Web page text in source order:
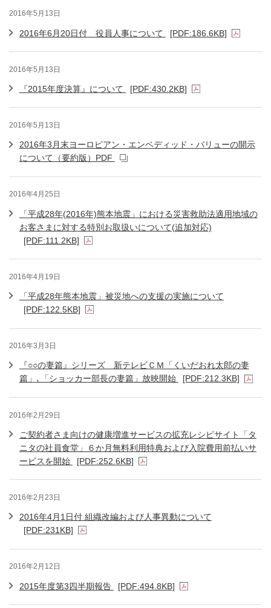
2016年5月13日
2016年6月20日付 役員人事について [PDF:186.6KB]
2016年5月13日
『2015年度決算』について [PDF:430.2KB]
2016年5月13日
2016年3月末ヨーロピアン・エンベディッド・バリューの開示
について（要約版）PDF
2016年4月25日
「平成28年(2016年)熊本地震」における災害救助法適用地域の
お客さまに対する特別お取扱いについて(追加対応)
[PDF:111.2KB]
2016年4月19日
「平成28年熊本地震」被災地への支援の実施について
[PDF:122.5KB]
2016年3月3日
『○○の妻篇』シリーズ 新テレビＣＭ「くいだおれ太郎の妻
篇」､「ショッカー部長の妻篇」放映開始
[PDF:212.3KB]
2016年2月29日
ご契約者さま向けの健康増進サービスの拡充レシピサイト「タ
ニタの社員食堂」６か月無料利用特典および入院費用前払いサ
ービスを開始
[PDF:252.6KB]
2016年2月23日
2016年4月1日付 組織改編および人事異動について
[PDF:231KB]
2016年2月12日
2015年度第3四半期報告 [PDF:494.8KB]